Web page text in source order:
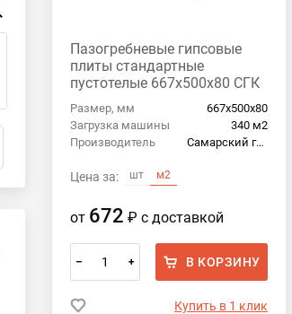
Пазогребневые гипсовые
плиты стандартные
пустотелые 667x500x80 СГК
Размер, мм
667х500х80
Загрузка машины
340 м2
Производитель
Самарский гипсовый комбинат
Цена за: шт м2
от 672 ₽ с доставкой
– + В КОРЗИНУ
Купить в 1 клик